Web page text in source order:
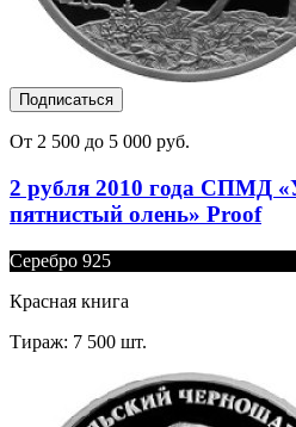
Подписаться
От 2 500 до 5 000 руб.
2 рубля 2010 года СПМД
пятнистый олень» Proof
Серебро 925
Красная книга
Тираж: 7 500 шт.